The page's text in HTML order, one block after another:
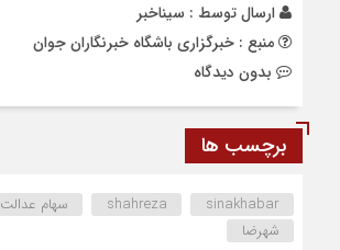
ارسال توسط : سیناخبر
منبع : خبرگزاری باشگاه خبرنگاران جوان
بدون دیدگاه
برچسب ها
shahreza sinakhabar سهام عدالت
شهرضا